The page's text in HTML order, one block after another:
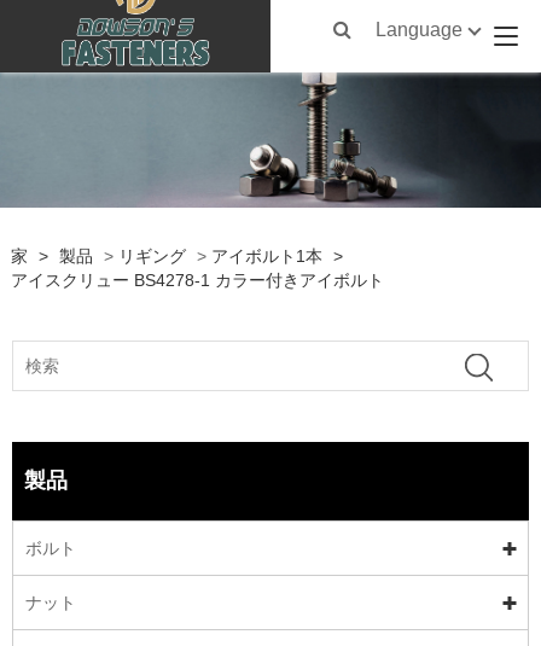
Language
家 > 製品 > リギング > アイボルト1本
>
アイスクリュー BS4278-1 カラー付きアイボルト
製品
ボルト
ナット